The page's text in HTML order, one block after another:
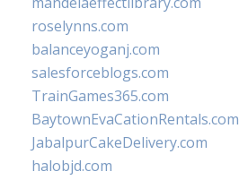
roselynns.com
balanceyoganj.com
salesforceblogs.com
TrainGames365.com
BaytownEvaCationRentals.com
JabalpurCakeDelivery.com
halobjd.com